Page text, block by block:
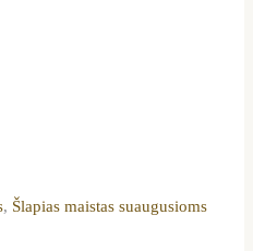
, Šlapias maistas suaugusioms